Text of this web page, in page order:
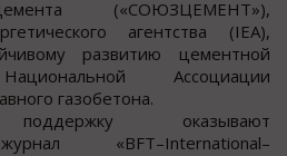
(«СОЮЗЦЕМЕНТ»),
агентства (IEA),
развитию цементной
Ассоциации
газобетона.
поддержку оказывают
«BFT–International–